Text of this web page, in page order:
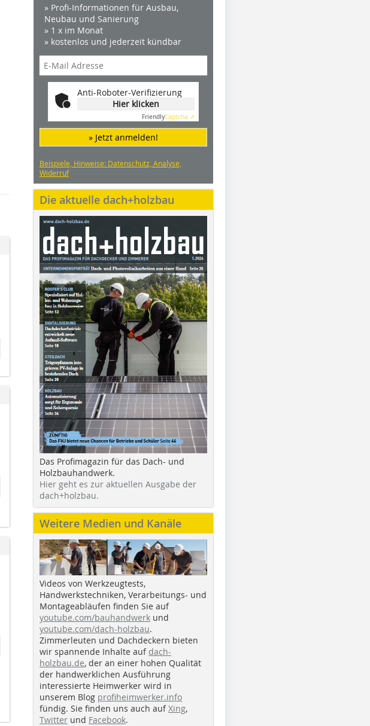
» Profi-Informationen für Ausbau,
Neubau und Sanierung
» 1 x im Monat
» kostenlos und jederzeit kündbar
Anti-Roboter-Verifizierung
Hier klicken
FriendlyCaptcha ⇗
» Jetzt anmelden!
Beispiele, Hinweise: Datenschutz, Analyse,
Widerruf
Die aktuelle dach+holzbau
Das Profimagazin für das Dach- und
Holzbauhandwerk.
Hier geht es zur aktuellen Ausgabe der
dach+holzbau.
Weitere Medien und Kanäle
Videos von Werkzeugtests,
Handwerkstechniken, Verarbeitungs- und
Montageabläufen finden Sie auf
youtube.com/bauhandwerk und
youtube.com/dach-holzbau.
Zimmerleuten und Dachdeckern bieten
wir spannende Inhalte auf dach-
holzbau.de, der an einer hohen Qualität
der handwerklichen Ausführung
interessierte Heimwerker wird in
unserem Blog profiheimwerker.info
fündig. Sie finden uns auch aufXing,
Twitter und Facebook.